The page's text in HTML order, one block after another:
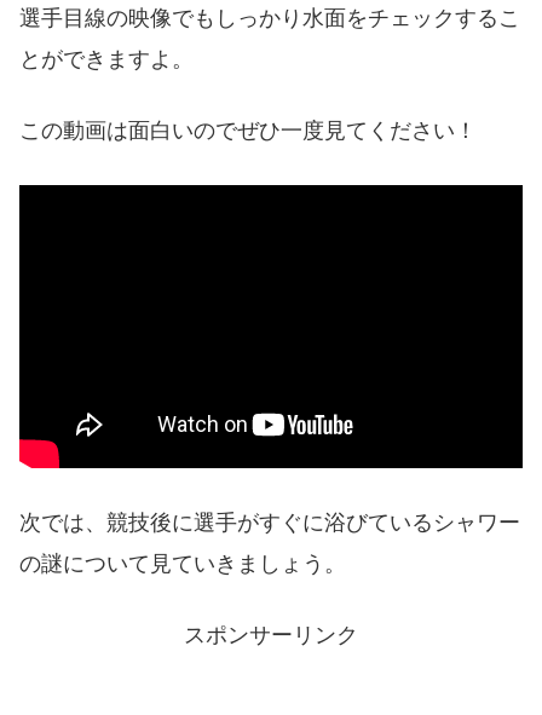
選手目線の映像でもしっかり水面をチェックするこ
とができますよ。
この動画は面白いのでぜひ一度見てください！
次では、競技後に選手がすぐに浴びているシャワー
の謎について見ていきましょう。
スポンサーリンク